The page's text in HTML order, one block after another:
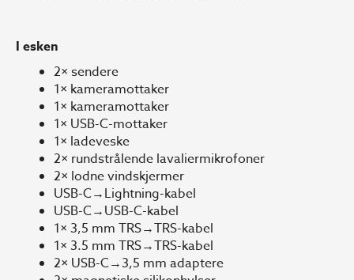
I esken
2× sendere
1× kameramottaker
1× kameramottaker
1× USB-C-mottaker
1× ladeveske
2× rundstrålende lavaliermikrofoner
2× lodne vindskjermer
USB-C→Lightning-kabel
USB-C→USB-C-kabel
1× 3,5 mm TRS→TRS-kabel
1× 3.5 mm TRS→TRS-kabel
2× USB-C→3,5 mm adaptere